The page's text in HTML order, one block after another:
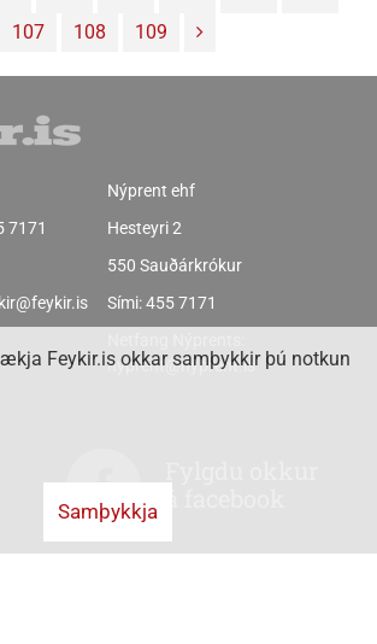
árið í röð sem skólinn er valinn með lag til
heitir Aftur heim og er nú komið út og
107
108 109
7171
Nýprent ehf
Hesteyri 2
550 Sauðárkrókur
Sími:455 7171
nyprent@nyprent.is
Feykir.is okkar samþykkir þú notkun
Samþykkja